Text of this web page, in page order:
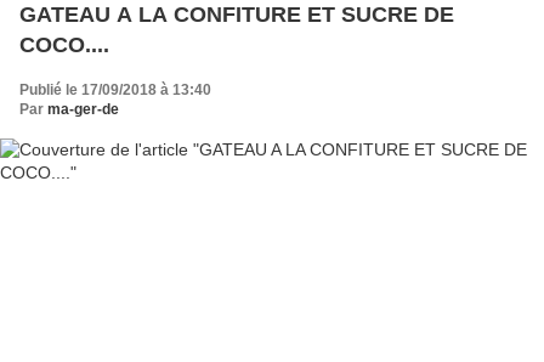
GATEAU A LA CONFITURE ET SUCRE DE
COCO....
Publié le 17/09/2018 à 13:40
Par ma-ger-de